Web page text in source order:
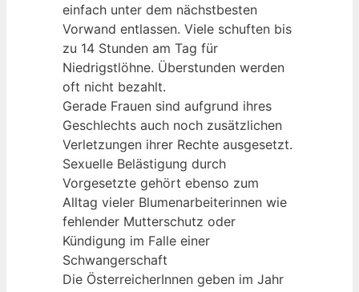
einfach unter dem nächstbesten
Vorwand entlassen. Viele schuften bis
zu 14 Stunden am Tag für
Niedrigstlöhne. Überstunden werden
oft nicht bezahlt.
Gerade Frauen sind aufgrund ihres
Geschlechts auch noch zusätzlichen
Verletzungen ihrer Rechte ausgesetzt.
Sexuelle Belästigung durch
Vorgesetzte gehört ebenso zum
Alltag vieler Blumenarbeiterinnen wie
fehlender Mutterschutz oder
Kündigung im Falle einer
Schwangerschaft
Die ÖsterreicherInnen geben im Jahr